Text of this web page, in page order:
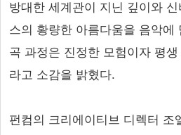
방대한 세계관이 지닌 깊이와
스의 황량한 아름다움을 음악에
곡 과정은 진정한 모험이자 평생
라고 소감을 밝혔다.
펀컴의 크리에이티브 디렉터 조